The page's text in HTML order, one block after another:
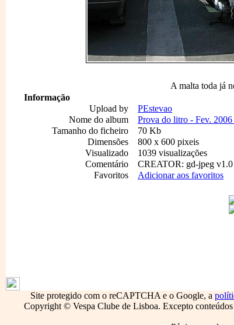
A malta toda já
Informação
Upload by
PEstevao
Nome do album
Prova do litro - Fev. 2006
Tamanho do ficheiro
70 Kb
Dimensões
800 x 600 pixeis
Visualizado
1039 visualizações
Comentário
CREATOR: gd-jpeg
Favoritos
Adicionar aos favoritos
Site protegido com o reCAPTCHA e o Google, a
Copyright © Vespa Clube de Lisboa. Excepto